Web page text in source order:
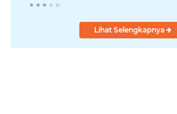
Lihat Selengkapnya